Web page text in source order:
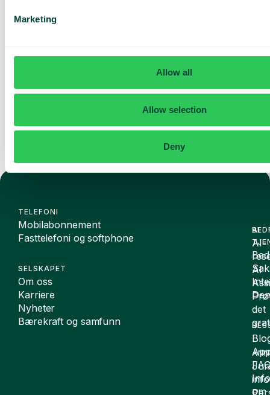
Marketing
Allow all
Allow selection
Deny
oppdateringer fra Telavox.
TELEFONI
Mobilabonnement
Fasttelefoni og softphone
SELSKAPET
Om oss
Karriere
Nyheter
Bærekraft og samfunn
om
AI
AI-
AI
det